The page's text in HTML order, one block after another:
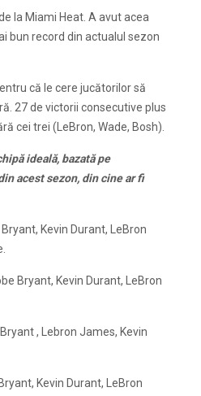
la Miami Heat. A avut acea
bun record din actualul sezon
că le cere jucătorilor să
27 de victorii consecutive plus
cei trei (LeBron, Wade, Bosh).
ideală, bazată pe
acest sezon, din cine ar fi
Kevin Durant, LeBron
Bryant, Kevin Durant, LeBron
, Lebron James, Kevin
Kevin Durant, LeBron